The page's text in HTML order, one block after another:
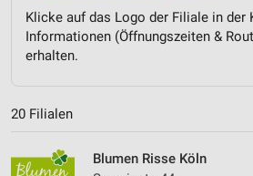
Klicke auf das Logo der Filiale in der
Informationen (Öffnungszeiten &
erhalten.
20 Filialen
Blumen Risse Köln